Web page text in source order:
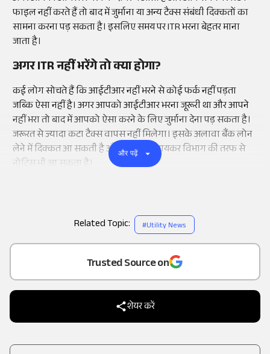
as a
Trusted Source on
शेयर करें
फाइल नहीं करते हैं तो बाद में जुर्माना या अन्य टैक्स संबंधी दिक्कतों का
सामना करना पड़ सकता है। इसलिए समय पर ITR भरना बेहतर माना
जाता है।
अगर ITR नहीं भरेंगे तो क्या होगा?
कई लोग सोचते हैं कि आईटीआर नहीं भरने से कोई फर्क नहीं पड़ता
जब्कि ऐसा नहीं है। अगर आपको आईटीआर भरना जूरूरी था और आपने
नहीं भरा तो बाद में आपको ऐसा करने के लिए जुर्माना देना पड़ सकता है।
जरूरत से ज्यादा कटा टैक्स वापस नहीं मिलेगा। इसके अलावा बैंक लोन
लेने में दिक्कत आ सकती है और भविष्य में आयकर विभाग की तरफ से
नोटिस भी आ सकता है।
और पढ़ें
Related Topic: #Utility News